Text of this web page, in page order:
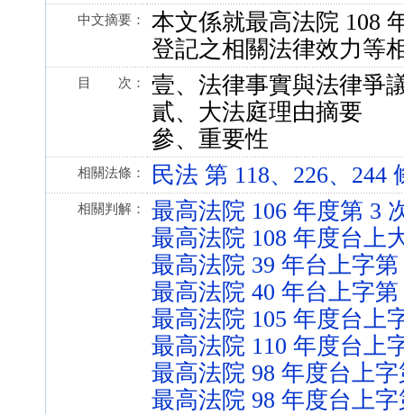
中文摘要：
本文係就最高法院 108
登記之相關法律效力等
目 次：
壹、法律事實與法律爭
貳、大法庭理由摘要
參、重要性
相關法條： 民法 第 118、226、244
相關判解：
最高法院 106 年度第 3
最高法院 108 年度台上
最高法院 39 年台上字
最高法院 40 年台上字
最高法院 105 年度台上
最高法院 110 年度台上
最高法院 98 年度台上
最高法院 98 年度台上